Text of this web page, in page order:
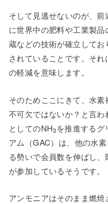
そして見逃せないのが、
に世界中の肥料や工業製
蔵などの技術が確立して
されていることです。そ
の軽減を意味します。
そのためここにきて、水
不可欠ではないか？と言
としてのNH3を推進する
アム（GAC）は、他の水
る勢いで会員数を伸ばし
が参加しているそうです。
アンモニアはそのまま燃